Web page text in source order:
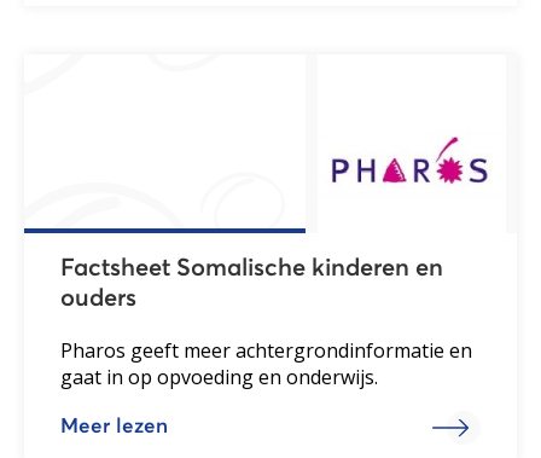
Factsheet Somalische kinderen en
ouders
Pharos geeft meer achtergrondinformatie en
gaat in op opvoeding en onderwijs.
Meer lezen